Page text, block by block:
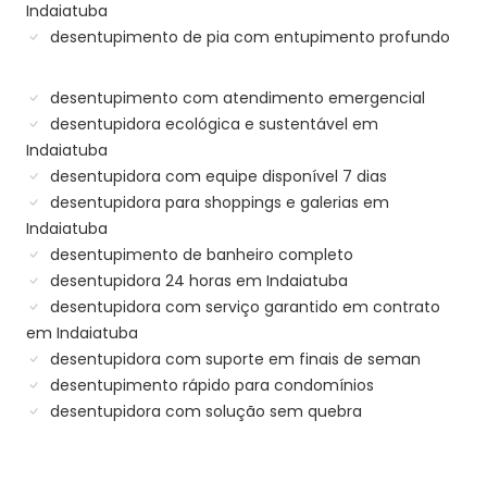
Indaiatuba
desentupimento de pia com entupimento profundo
desentupimento com atendimento emergencial
desentupidora ecológica e sustentável em
Indaiatuba
desentupidora com equipe disponível 7 dias
desentupidora para shoppings e galerias em
Indaiatuba
desentupimento de banheiro completo
desentupidora 24 horas em Indaiatuba
desentupidora com serviço garantido em contrato
em Indaiatuba
desentupidora com suporte em finais de seman
desentupimento rápido para condomínios
desentupidora com solução sem quebra